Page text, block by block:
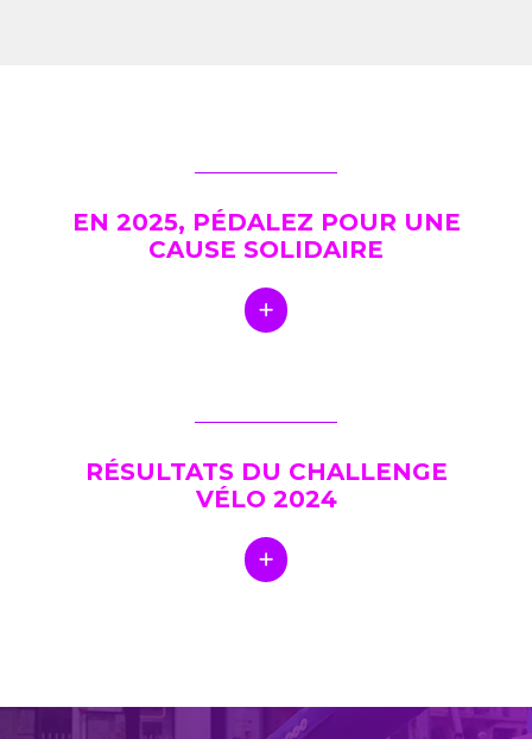
EN 2025, PÉDALEZ POUR UNE
CAUSE SOLIDAIRE
RÉSULTATS DU CHALLENGE
VÉLO 2024